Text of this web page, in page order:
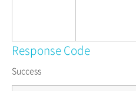
Response Code
Success